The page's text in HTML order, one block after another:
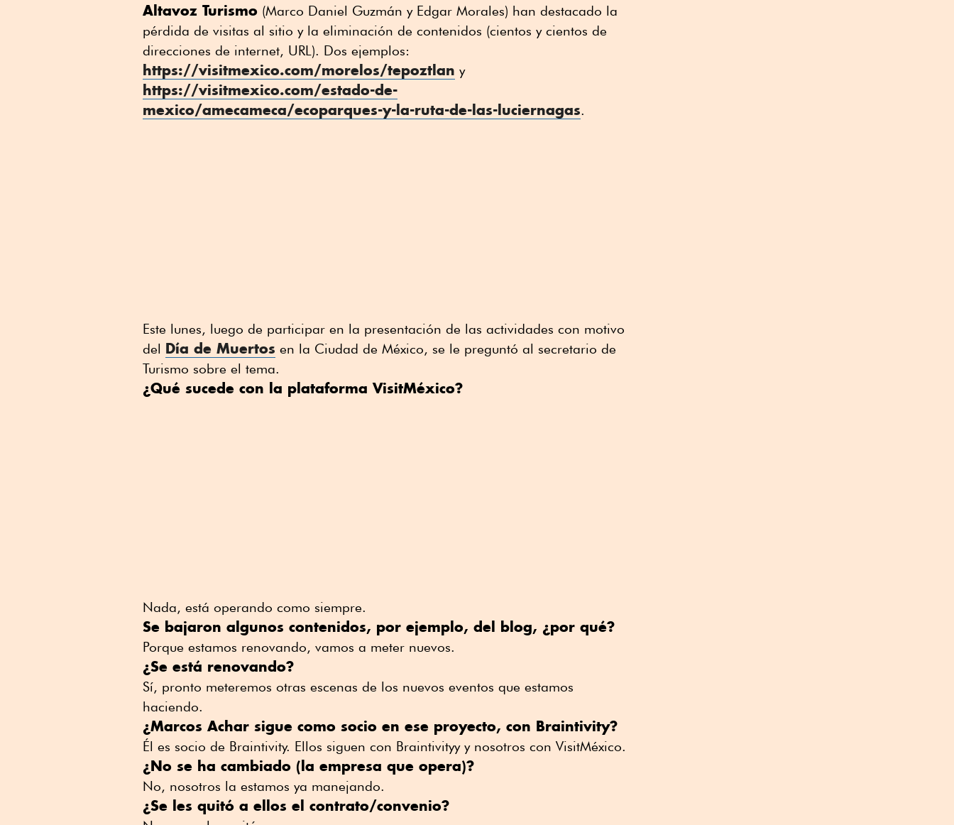
Altavoz Turismo (Marco Daniel Guzmán y Edgar Morales) han destacado la
pérdida de visitas al sitio y la eliminación de contenidos (cientos y cientos de
direcciones de internet, URL). Dos ejemplos:
https://visitmexico.com/morelos/tepoztlan y
https://visitmexico.com/estado-de-
mexico/amecameca/ecoparques-y-la-ruta-de-las-luciernagas.
Este lunes, luego de participar en la presentación de las actividades con motivo
del Día de Muertos en la Ciudad de México, se le preguntó al secretario de
Turismo sobre el tema.
¿Qué sucede con la plataforma VisitMéxico?
Nada, está operando como siempre.
Se bajaron algunos contenidos, por ejemplo, del blog, ¿por qué?
Porque estamos renovando, vamos a meter nuevos.
¿Se está renovando?
Sí, pronto meteremos otras escenas de los nuevos eventos que estamos
haciendo.
¿Marcos Achar sigue como socio en ese proyecto, con Braintivity?
Él es socio de Braintivity. Ellos siguen con Braintivityy y nosotros con VisitMéxico.
¿No se ha cambiado (la empresa que opera)?
No, nosotros la estamos ya manejando.
¿Se les quitó a ellos el contrato/convenio?